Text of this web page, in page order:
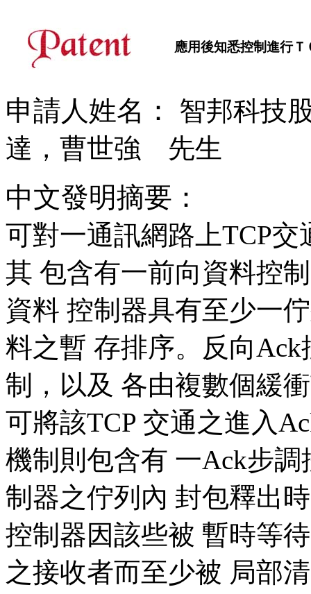
應用後知悉控制進行
申請人姓名：
智邦科技
達，曹世強 先生
中文發明摘要：
可對一通訊網路上TCP
其 包含有一前向資料控
資料 控制器具有至少一
料之暫 存排序。反向
制，以及 各由複數個緩
可將該TCP 交通之進入
機制則包含有 一Ack步
制器之佇列內 封包釋出
控制器因該些被 暫時等
之接收者而至少被 局部